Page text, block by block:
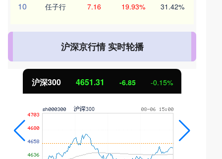
10 任子行 7.16 19.93% 31.42%
沪深京行情 实时轮播
沪深300 4651.31 -6.85 -0.15%